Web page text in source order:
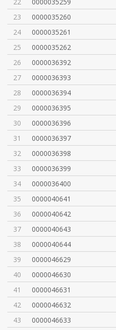
23
0000035260
24
0000035261
25
0000035262
26
0000036392
27
0000036393
28
0000036394
29
0000036395
30
0000036396
31
0000036397
32
0000036398
33
0000036399
34
0000036400
35
0000040641
36
0000040642
37
0000040643
38
0000040644
39
0000046629
40
0000046630
41
0000046631
42
0000046632
43
0000046633